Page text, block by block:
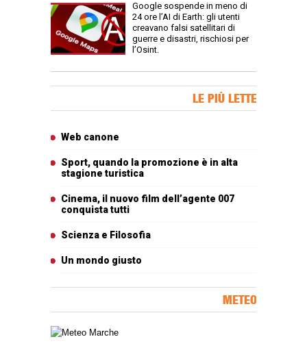
Google sospende in meno di
24 ore l’AI di Earth: gli utenti
creavano falsi satellitari di
guerre e disastri, rischiosi per
l’Osint.
LE PIÙ LETTE
Web canone
Sport, quando la promozione è in alta
stagione turistica
Cinema, il nuovo film dell’agente 007
conquista tutti
Scienza e Filosofia
Un mondo giusto
METEO
Carta meteorologica delle Marche